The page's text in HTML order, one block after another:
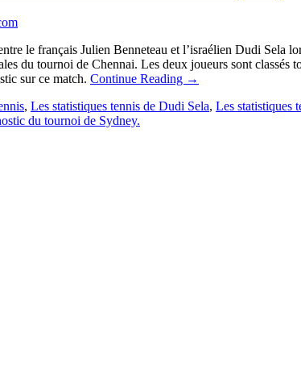
le français Julien Benneteau et l’israélien Dudi Sela
du tournoi de Chennai. Les deux joueurs sont classés
sur ce match. Continue Reading →
, Les statistiques tennis de Dudi Sela, Les statistiques
du tournoi de Sydney.